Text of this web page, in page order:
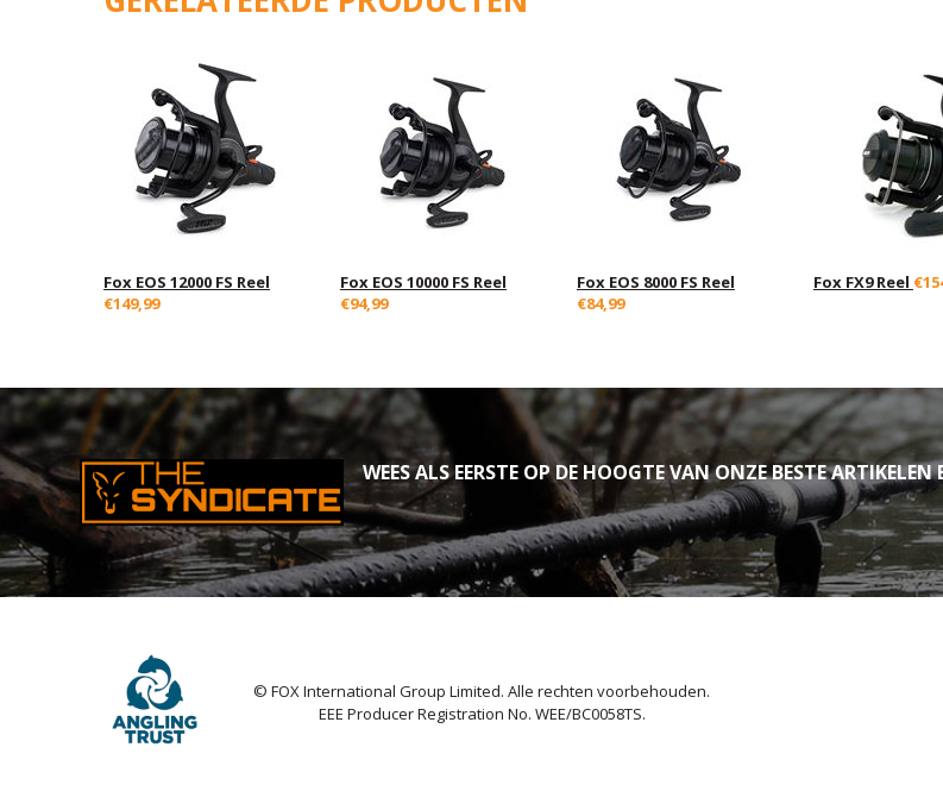
Fox EOS 12000 FS Reel
€149,99
Fox EOS 10000 FS Reel
€94,99
Fox EOS 8000 FS Reel
€84,99
Fox FX9 Reel
WEES ALS EERSTE OP DE HOOGTE VAN ONZE BESTE
© FOX International Group Limited. Alle rechten voorbehouden.
EEE Producer Registration No. WEE/BC0058TS.